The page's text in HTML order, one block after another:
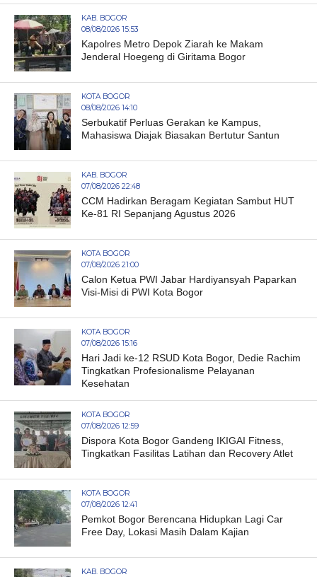
KAB. BOGOR
08/08/2026 15:53
Kapolres Metro Depok Ziarah ke Makam
Jenderal Hoegeng di Giritama Bogor
KOTA BOGOR
08/08/2026 14:10
Serbukatif Perluas Gerakan ke Kampus,
Mahasiswa Diajak Biasakan Bertutur Santun
KAB. BOGOR
07/08/2026 22:48
CCM Hadirkan Beragam Kegiatan Sambut HUT
Ke-81 RI Sepanjang Agustus 2026
KOTA BOGOR
07/08/2026 21:00
Calon Ketua PWI Jabar Hardiyansyah Paparkan
Visi-Misi di PWI Kota Bogor
KOTA BOGOR
07/08/2026 15:16
Hari Jadi ke-12 RSUD Kota Bogor, Dedie Rachim
Tingkatkan Profesionalisme Pelayanan
Kesehatan
KOTA BOGOR
07/08/2026 12:59
Dispora Kota Bogor Gandeng IKIGAI Fitness,
Tingkatkan Fasilitas Latihan dan Recovery Atlet
KOTA BOGOR
07/08/2026 12:41
Pemkot Bogor Berencana Hidupkan Lagi Car
Free Day, Lokasi Masih Dalam Kajian
KAB. BOGOR